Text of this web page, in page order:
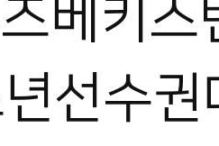
베키스
선수
[신년사] KTA
[신년사] 경기도
[신년사] 태권도